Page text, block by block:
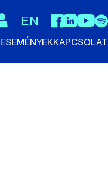
ESEMÉNYEKKAPCSOLAT
EN